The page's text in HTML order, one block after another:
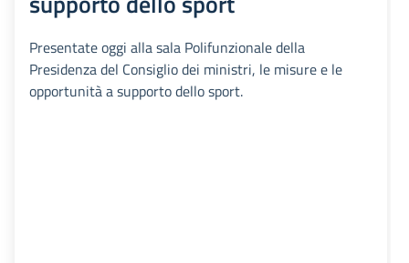
Presentate oggi alla sala Polifunzionale della
Presidenza del Consiglio dei ministri, le misure e le
opportunità a supporto dello sport.